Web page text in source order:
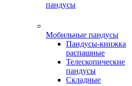
пандусы
Мобильные пандусы
Пандусы-книжка
распашные
Телескопические
пандусы
Складные